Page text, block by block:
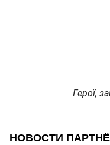
Герої,